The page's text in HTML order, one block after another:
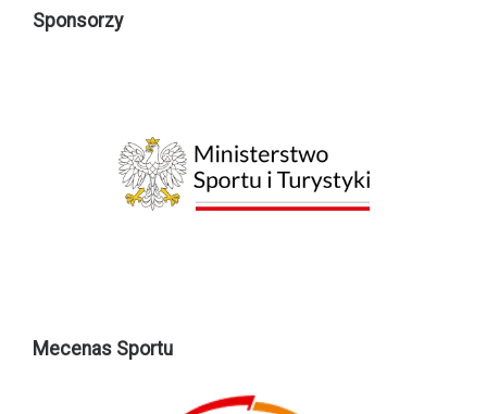
Sponsorzy
Mecenas Sportu